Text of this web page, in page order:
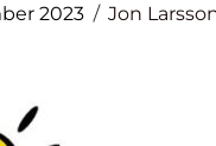
2023 Jon